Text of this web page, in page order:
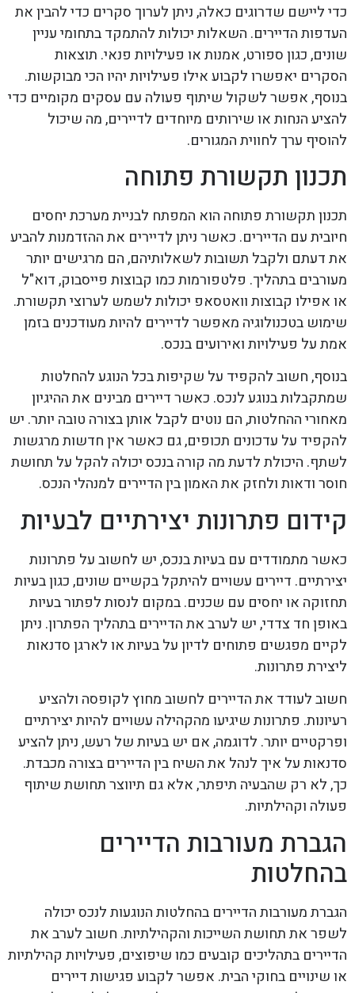
כדי ליישם שדרוגים כאלה, ניתן לערוך סקרים כדי להבין את
העדפות הדיירים. השאלות יכולות להתמקד בתחומי עניין
שונים, כגון ספורט, אמנות או פעילויות פנאי. תוצאות
הסקרים יאפשרו לקבוע אילו פעילויות יהיו הכי מבוקשות.
בנוסף, אפשר לשקול שיתוף פעולה עם עסקים מקומיים כדי
להציע הנחות או שירותים מיוחדים לדיירים, מה שיכול
להוסיף ערך לחווית המגורים.
תכנון תקשורת פתוחה
תכנון תקשורת פתוחה הוא המפתח לבניית מערכת יחסים
חיובית עם הדיירים. כאשר ניתן לדיירים את ההזדמנות להביע
את דעתם ולקבל תשובות לשאלותיהם, הם מרגישים יותר
מעורבים בתהליך. פלטפורמות כמו קבוצות פייסבוק, דוא"ל
או אפילו קבוצות וואטסאפ יכולות לשמש לערוצי תקשורת.
שימוש בטכנולוגיה מאפשר לדיירים להיות מעודכנים בזמן
אמת על פעילויות ואירועים בנכס.
בנוסף, חשוב להקפיד על שקיפות בכל הנוגע להחלטות
שמתקבלות בנוגע לנכס. כאשר דיירים מבינים את ההיגיון
מאחורי ההחלטות, הם נוטים לקבל אותן בצורה טובה יותר. יש
להקפיד על עדכונים תכופים, גם כאשר אין חדשות מרגשות
לשתף. היכולת לדעת מה קורה בנכס יכולה להקל על תחושת
חוסר ודאות ולחזק את האמון בין הדיירים למנהלי הנכס.
קידום פתרונות יצירתיים לבעיות
כאשר מתמודדים עם בעיות בנכס, יש לחשוב על פתרונות
יצירתיים. דיירים עשויים להיתקל בקשיים שונים, כגון בעיות
תחזוקה או יחסים עם שכנים. במקום לנסות לפתור בעיות
באופן חד צדדי, יש לערב את הדיירים בתהליך הפתרון. ניתן
לקיים מפגשים פתוחים לדיון על בעיות או לארגן סדנאות
ליצירת פתרונות.
חשוב לעודד את הדיירים לחשוב מחוץ לקופסה ולהציע
רעיונות. פתרונות שיגיעו מהקהילה עשויים להיות יצירתיים
ופרקטיים יותר. לדוגמה, אם יש בעיות של רעש, ניתן להציע
סדנאות על איך לנהל את השיח בין הדיירים בצורה מכבדת.
כך, לא רק שהבעיה תיפתר, אלא גם תיווצר תחושת שיתוף
פעולה וקהילתיות.
הגברת מעורבות הדיירים
בהחלטות
הגברת מעורבות הדיירים בהחלטות הנוגעות לנכס יכולה
לשפר את תחושת השייכות והקהילתיות. חשוב לערב את
הדיירים בתהליכים קובעים כמו שיפוצים, פעילויות קהילתיות
או שינויים בחוקי הבית. אפשר לקבוע פגישות דיירים